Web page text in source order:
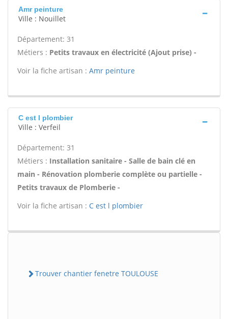
Amr peinture
Ville : Nouillet
Département: 31
Métiers : Petits travaux en électricité (Ajout prise) -
Voir la fiche artisan : Amr peinture
C est l plombier
Ville : Verfeil
Département: 31
Métiers : Installation sanitaire - Salle de bain clé en
main - Rénovation plomberie complète ou partielle -
Petits travaux de Plomberie -
Voir la fiche artisan : C est l plombier
Trouver chantier fenetre TOULOUSE